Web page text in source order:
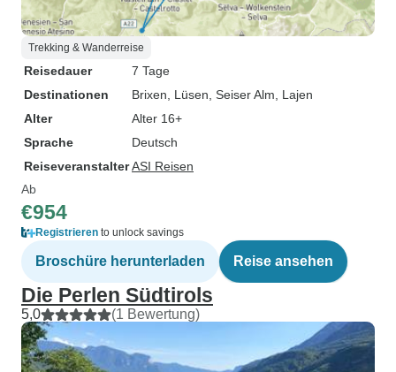
Trekking & Wanderreise
Reisedauer
7 Tage
Destinationen
Brixen , Lüsen , Seiser Alm , Lajen
Alter
Alter 16+
Sprache
Deutsch
ReiseveranstalterASI Reisen
Ab
€954
Registrieren to unlock savings
Broschüre herunterladen Reise ansehen
Die Perlen Südtirols
5,0 (1 Bewertung)